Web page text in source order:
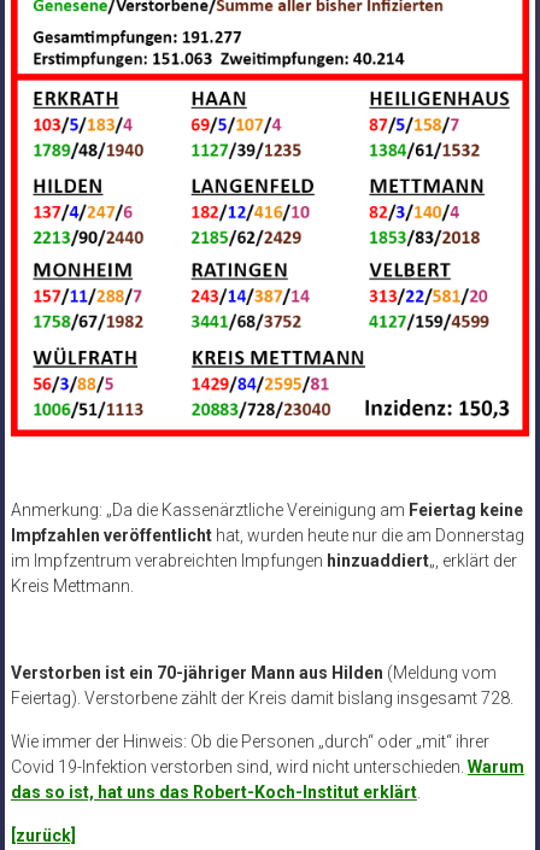
Anmerkung: „Da die Kassenärztliche Vereinigung am Feiertag keine
Impfzahlen veröffentlichthat, wurden heute nur die am Donnerstag
im Impfzentrum verabreichten Impfungen hinzuaddiert„, erklärt der
Kreis Mettmann.
Verstorben ist ein 70-jähriger Mann aus Hilden (Meldung vom
Feiertag). Verstorbene zählt der Kreis damit bislang insgesamt 728.
Wie immer der Hinweis: Ob die Personen „durch“ oder „mit“ ihrer
Covid 19-Infektion verstorben sind, wird nicht unterschieden. Warum
das so ist, hat uns das Robert-Koch-Institut erklärt.
[zurück]